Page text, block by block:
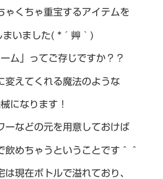
ゃくちゃ重宝するアイテムを
まいました( *´艸｀)
ーム」ってご存じですか？？
変えてくれる魔法のような
になります！
ーなどの元を用意しておけば
飲めちゃうということです＾＾
は現在ボトルで溢れており、